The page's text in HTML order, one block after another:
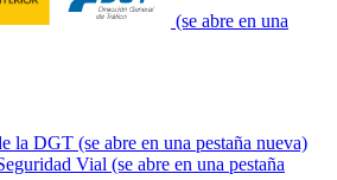
(se abre en una
la DGT (se abre en una pestaña nueva)
Vial (se abre en una pestaña